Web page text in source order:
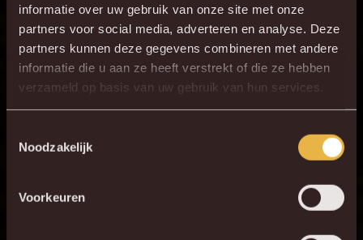
informatie over uw gebruik van onze site met onze
partners voor social media, adverteren en analyse. Deze
partners kunnen deze gegevens combineren met andere
informatie die u aan ze heeft verstrekt of die ze hebben
verzameld op basis van uw gebruik van hun services.
Noodzakelijk
Voorkeuren
×
DE NIEUWE KVM APP
Download de gloednieuwe KVM App nu via je